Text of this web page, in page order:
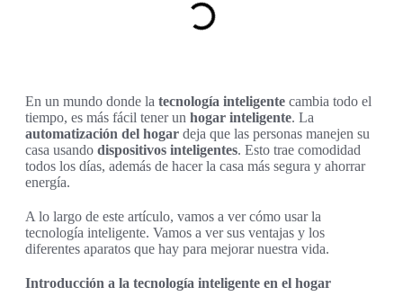
En un mundo donde la tecnología inteligente cambia todo el
tiempo, es más fácil tener un hogar inteligente. La
automatización del hogar deja que las personas manejen su
casa usando dispositivos inteligentes. Esto trae comodidad
todos los días, además de hacer la casa más segura y ahorrar
energía.
A lo largo de este artículo, vamos a ver cómo usar la
tecnología inteligente. Vamos a ver sus ventajas y los
diferentes aparatos que hay para mejorar nuestra vida.
Introducción a la tecnología inteligente en el hogar